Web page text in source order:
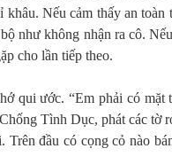
Nếu cảm thấy an
như không nhận ra cô.
cho lần tiếp theo.
qui ước. “Em phải có
Tình Dục, phát các tờ
đầu có cọng cỏ nào